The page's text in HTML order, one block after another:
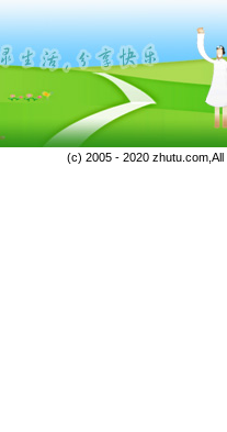
(c) 2005 - 2020